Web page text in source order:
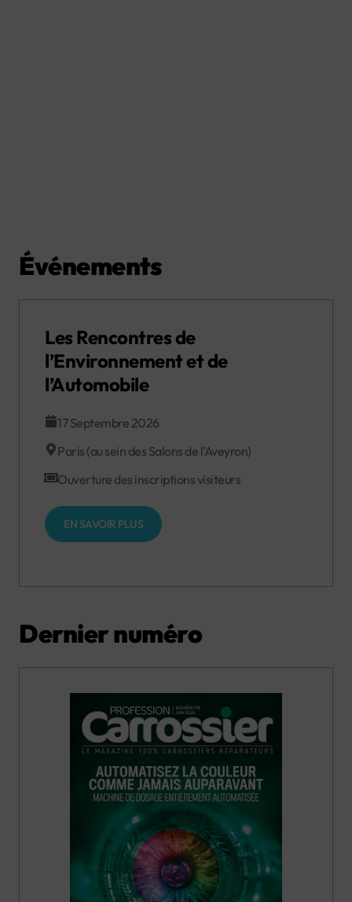
Événements
Les Rencontres de
l’Environnement et de
l’Automobile
17 Septembre 2026
Paris (au sein des Salons de l’Aveyron)
Ouverture des inscriptions visiteurs
EN SAVOIR PLUS
Dernier numéro